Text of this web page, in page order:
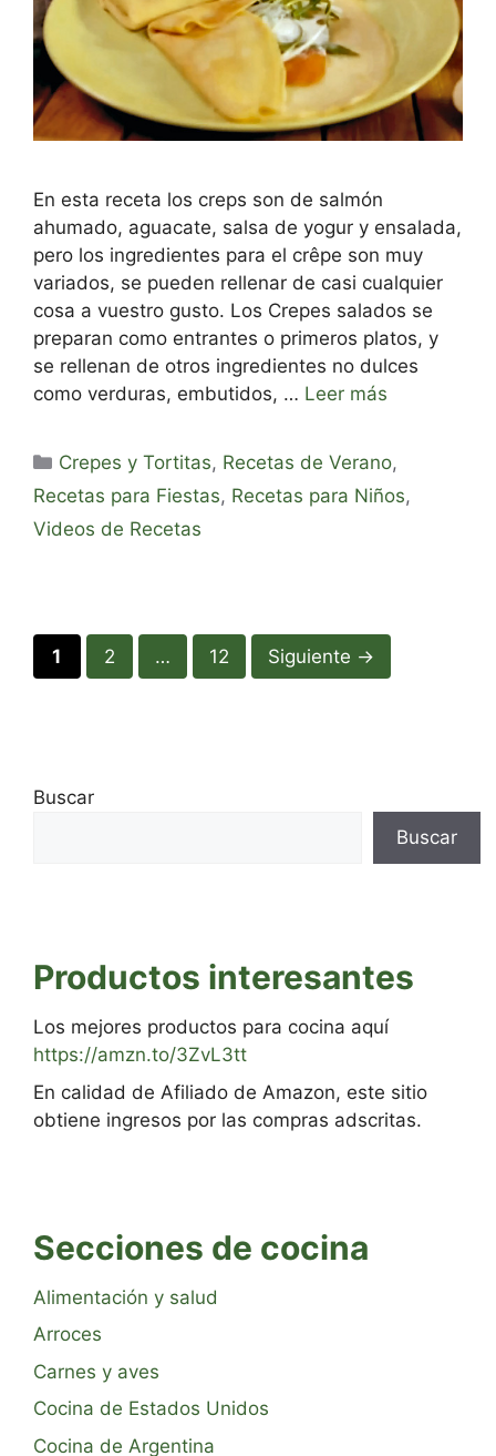
En esta receta los creps son de salmón
ahumado, aguacate, salsa de yogur y ensalada,
pero los ingredientes para el crêpe son muy
variados, se pueden rellenar de casi cualquier
cosa a vuestro gusto. Los Crepes salados se
preparan como entrantes o primeros platos, y
se rellenan de otros ingredientes no dulces
como verduras, embutidos, … Leer más
Categorías
Crepes y Tortitas, Recetas de Verano,
Recetas para Fiestas, Recetas para Niños,
Videos de Recetas
Página
1 Página
2 … Página
12 Siguiente →
Buscar
Buscar
Productos interesantes
Los mejores productos para cocina aquí
https://amzn.to/3ZvL3tt
En calidad de Afiliado de Amazon, este sitio
obtiene ingresos por las compras adscritas.
Secciones de cocina
Alimentación y salud
Arroces
Carnes y aves
Cocina de Estados Unidos
Cocina de Argentina